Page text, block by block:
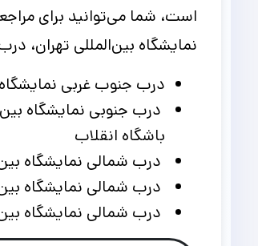
است، شما می‌توانید برای
نمایشگاه بین‌المللی تهران،
درب جنوب غربی
درب جنوبی نمایشگاه
باشگاه انقلاب
درب شمالی نمایشگاه
درب شمالی نمایشگاه
درب شمالی نمایشگاه بین‌المللی تهران (ورودی